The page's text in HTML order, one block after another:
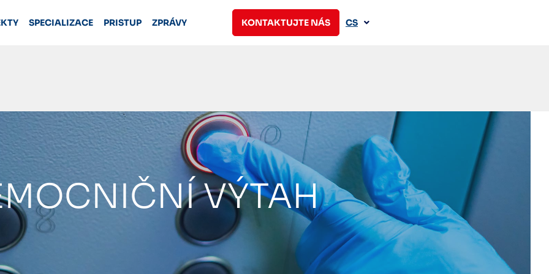
SPECIALIZACE PRISTUP ZPRÁVY KONTAKTUJTE NÁS CS
VÝTAH